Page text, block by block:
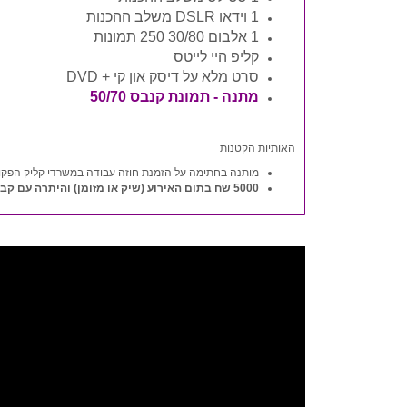
1 וידאו DSLR משלב ההכנות
1 אלבום 30/80 250 תמונות
קליפ היי לייטס
סרט מלא על דיסק און קי + DVD
מתנה - תמונת קנבס 50/70
האותיות הקטנות
מותנה בחתימה על הזמנת חוזה עבודה במשרדי קליק
5000 שח בתום האירוע (שיק או מזומן) והיתרה עם קבלת החומרים